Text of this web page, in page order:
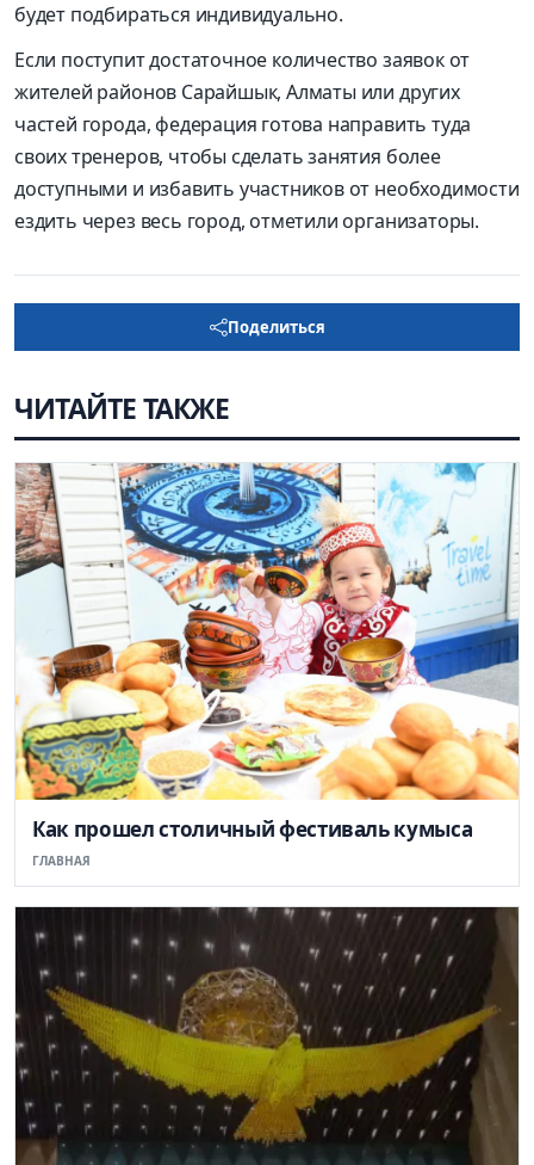
будет подбираться индивидуально.
Если поступит достаточное количество заявок от
жителей районов Сарайшык, Алматы или других
частей города, федерация готова направить туда
своих тренеров, чтобы сделать занятия более
доступными и избавить участников от необходимости
ездить через весь город, отметили организаторы.
Поделиться
ЧИТАЙТЕ ТАКЖЕ
Как прошел столичный фестиваль кумыса
ГЛАВНАЯ